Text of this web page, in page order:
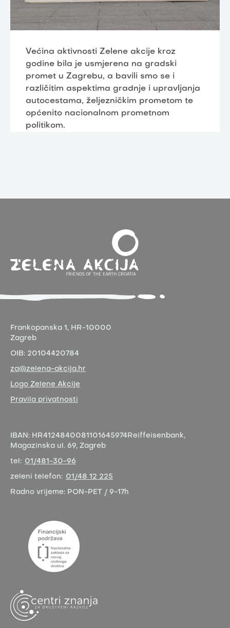
Većina aktivnosti Zelene akcije kroz
godine bila je usmjerena na gradski
promet u Zagrebu, a bavili smo se i
različitim aspektima gradnje i upravljanja
autocestama, željezničkim prometom te
općenito nacionalnom prometnom
politikom.
Frankopanska 1, HR-10000
Zagreb
OIB: 20104420784
za@zelena-akcija.hr
Logo Zelene Akcije
Pravila privatnosti
IBAN: HR4124840081101645974 Reiffeisenbank,
Magazinska ul. 69, Zagreb
tel: 01/481-30-96
zeleni telefon: 01/48 12 225
Radno vrijeme: PON-PET / 9-17h